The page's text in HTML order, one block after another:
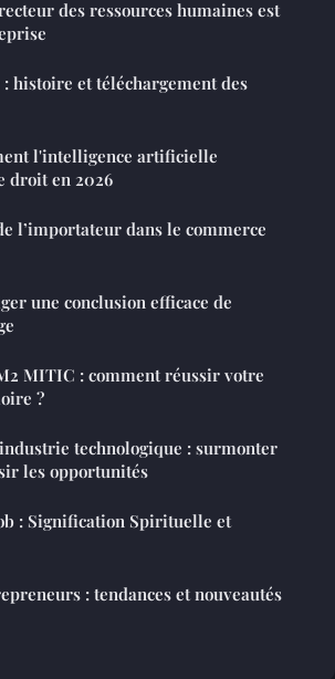
des ressources humaines est
: histoire et téléchargement des
l'intelligence artificielle
droit en 2026
l’importateur dans le commerce
une conclusion efficace de
MITIC : comment réussir votre
?
technologique : surmonter
les opportunités
: Signification Spirituelle et
: tendances et nouveautés